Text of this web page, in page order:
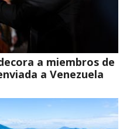
a miembros de
a Venezuela